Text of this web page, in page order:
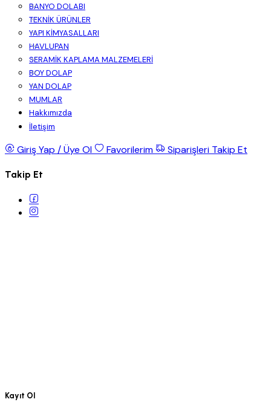
BANYO DOLABI
TEKNİK ÜRÜNLER
YAPI KİMYASALLARI
HAVLUPAN
SERAMİK KAPLAMA MALZEMELERİ
BOY DOLAP
YAN DOLAP
MUMLAR
Hakkımızda
İletişim
Giriş Yap / Üye Ol Favorilerim Siparişleri Takip Et
Takip Et
Kayıt Ol